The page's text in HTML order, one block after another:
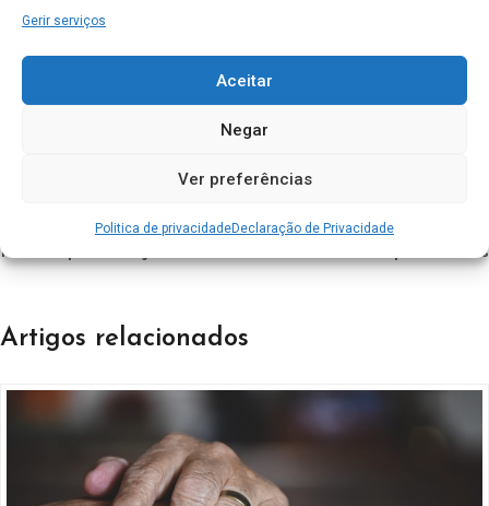
Gerir serviços
Aceitar
Negar
Ver preferências
Politica de privacidadeDeclaração de Privacidade
Lar idosos
Como criar um Lar para
Idosos apresentação
Complemento Solidário
para Idosos
Artigos relacionados